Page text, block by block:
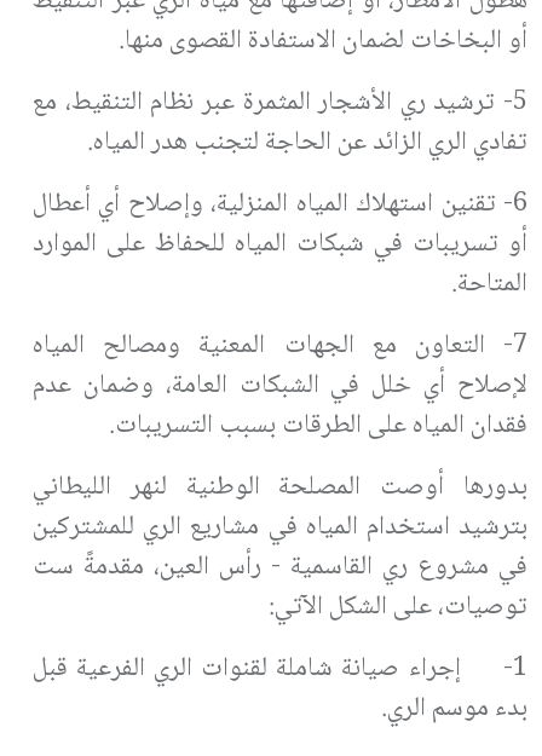
أو البخاخات لضمان الاستفادة القصوى منها.
5- ترشيد ري الأشجار المثمرة عبر نظام التنقيط، مع
تفادي الري الزائد عن الحاجة لتجنب هدر المياه.
6- تقنين استهلاك المياه المنزلية، وإصلاح أي أعطال
أو تسريبات في شبكات المياه للحفاظ على الموارد
المتاحة.
7- التعاون مع الجهات المعنية ومصالح المياه
لإصلاح أي خلل في الشبكات العامة، وضمان عدم
فقدان المياه على الطرقات بسبب التسريبات.
بدورها أوصت المصلحة الوطنية لنهر الليطاني
بترشيد استخدام المياه في مشاريع الري للمشتركين
في مشروع ري القاسمية - رأس العين، مقدمةً ست
توصيات، على الشكل الآتي:
1- إجراء صيانة شاملة لقنوات الري الفرعية قبل
بدء موسم الري.